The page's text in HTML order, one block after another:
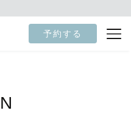
予約する